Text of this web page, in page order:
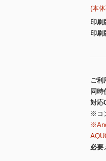
(本
印刷
印刷
ご利
同時
対応
※コ
必要